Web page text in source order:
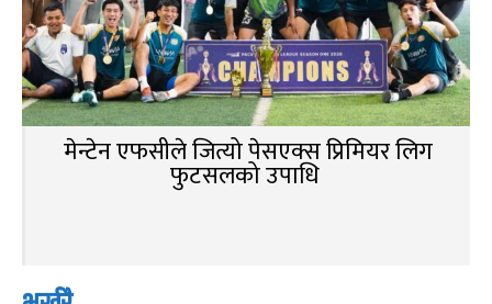
मेन्टेन एफसीले जित्यो पेसएक्स प्रिमियर लिग
फुटसलको उपाधि